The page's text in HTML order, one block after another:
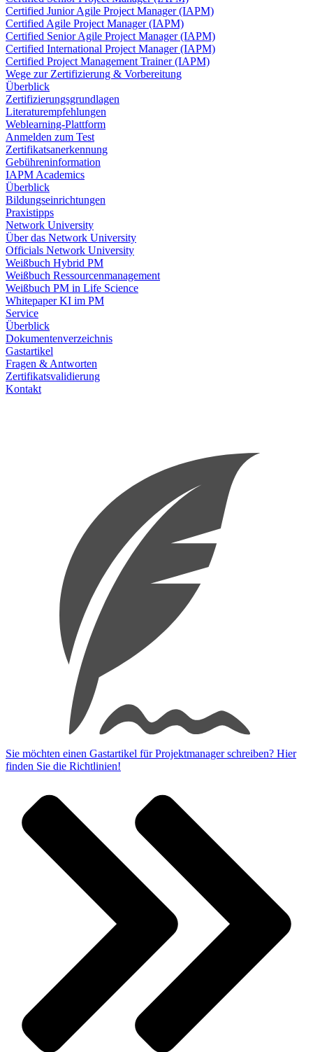
Certified Junior Agile Project Manager (IAPM)
Certified Agile Project Manager (IAPM)
Certified Senior Agile Project Manager (IAPM)
Certified International Project Manager (IAPM)
Certified Project Management Trainer (IAPM)
Wege zur Zertifizierung & Vorbereitung
Überblick
Zertifizierungsgrundlagen
Literaturempfehlungen
Weblearning-Plattform
Anmelden zum Test
Zertifikatsanerkennung
Gebühreninformation
IAPM Academics
Überblick
Bildungseinrichtungen
Praxistipps
Network University
Über das Network University
Officials Network University
Weißbuch Hybrid PM
Weißbuch Ressourcenmanagement
Weißbuch PM in Life Science
Whitepaper KI im PM
Service
Überblick
Dokumentenverzeichnis
Gastartikel
Fragen & Antworten
Zertifikatsvalidierung
Kontakt
Sie möchten einen Gastartikel für Projektmanager schreiben? Hier
finden Sie die Richtlinien!